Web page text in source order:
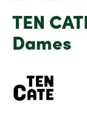
TEN
Dames